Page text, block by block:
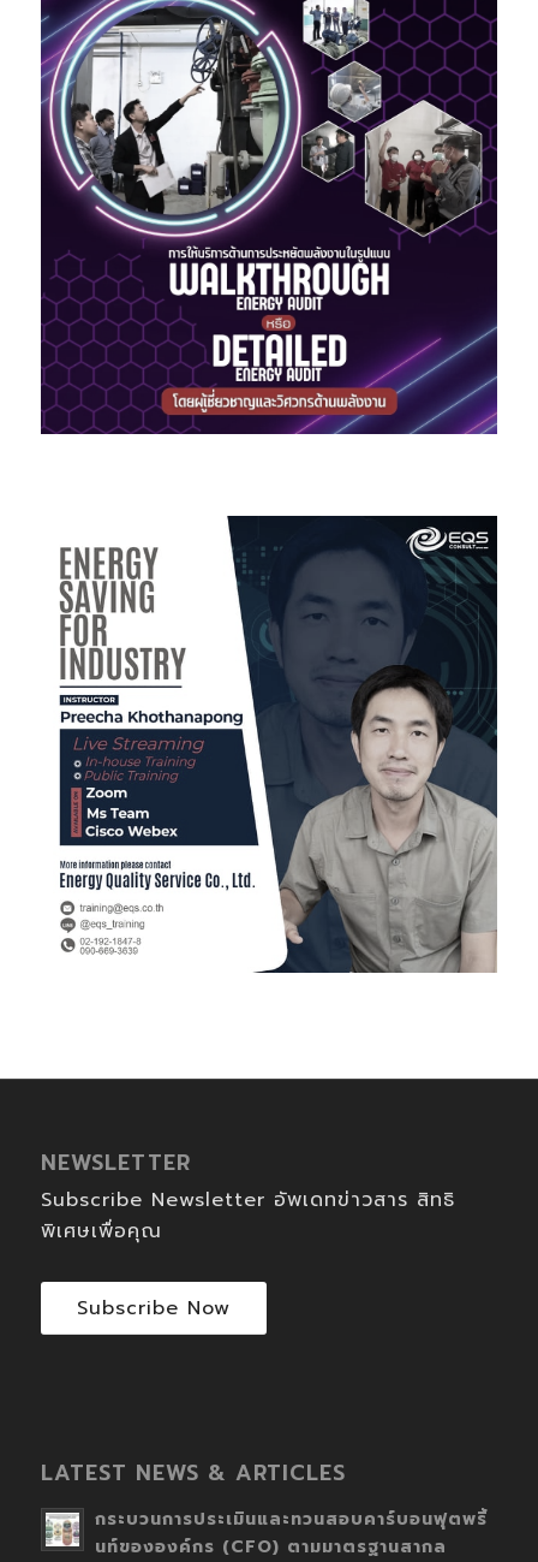
NEWSLETTER
Subscribe Newsletter อัพเดทข่าวสาร สิทธิ
พิเศษเพื่อคุณ
Subscribe Now
LATEST NEWS & ARTICLES
กระบวนการประเมินและทวนสอบคาร์บอนฟุตพริ้
นท์ขององค์กร (CFO) ตามมาตรฐานสากล